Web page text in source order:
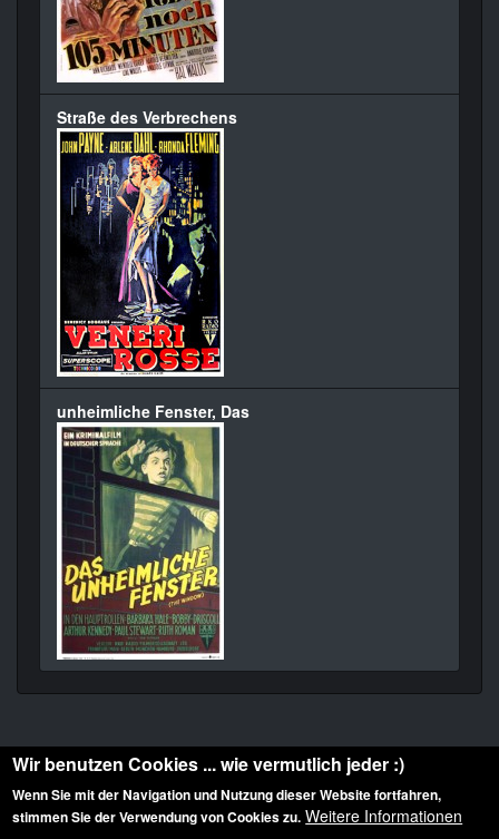
Straße des Verbrechens
unheimliche Fenster, Das
Diese Website ist urheberrechtlich geschützt: © 2010-2026 der Film Noir de. Alle
Wir benutzen Cookies ... wie vermutlich jeder :)
Wenn Sie mit der Navigation und Nutzung dieser Website fortfahren,
stimmen Sie der Verwendung von Cookies zu. Weitere Informationen